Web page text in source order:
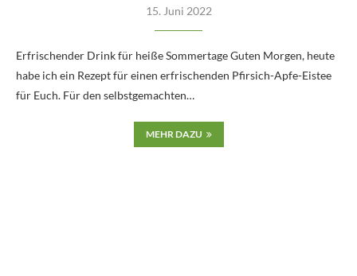
15. Juni 2022
Erfrischender Drink für heiße Sommertage Guten Morgen, heute
habe ich ein Rezept für einen erfrischenden Pfirsich-Apfe-Eistee
für Euch. Für den selbstgemachten…
MEHR DAZU